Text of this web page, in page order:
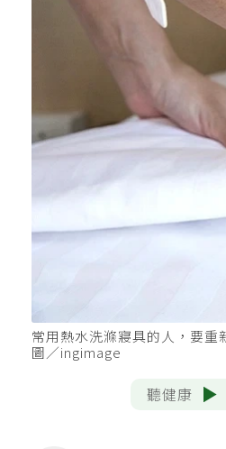
常用熱水洗滌寢具的人，要重
圖／ingimage
聽健康